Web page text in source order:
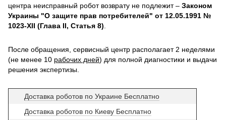
центра неисправный робот возврату не подлежит – Законом
Украины "О защите прав потребителей" от 12.05.1991 №
1023-XII (Глава II, Статья 8)
После обращения, сервисный центр располагает 2 неделями
(не менее 10 рабочих дней) для полной диагностики и выдачи
решения экспертизы.
Доставка роботов по Украине Бесплатно
Доставка роботов по Киеву Бесплатно